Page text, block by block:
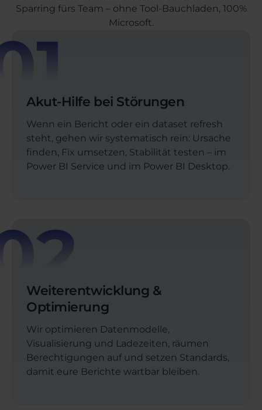
Sparring fürs Team – ohne Tool-Bauchladen, 100%
Microsoft.
Akut-Hilfe bei Störungen
Wenn ein Bericht oder ein dataset refresh
steht, gehen wir systematisch rein: Ursache
finden, Fix umsetzen, Stabilität testen – im
Power BI Service und im Power BI Desktop.
Weiterentwicklung &
Optimierung
Wir optimieren Datenmodelle,
Visualisierung und Ladezeiten, räumen
Berechtigungen auf und setzen Standards,
damit eure Berichte wartbar bleiben.